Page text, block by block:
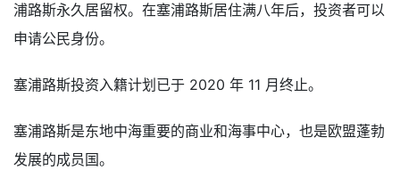
浦路斯永久居留权。在塞浦路斯居住满八年后，投资者可以
申请公民身份。
塞浦路斯投资入籍计划已于 2020 年 11 月终止。
塞浦路斯是东地中海重要的商业和海事中心，也是欧盟蓬勃
发展的成员国。